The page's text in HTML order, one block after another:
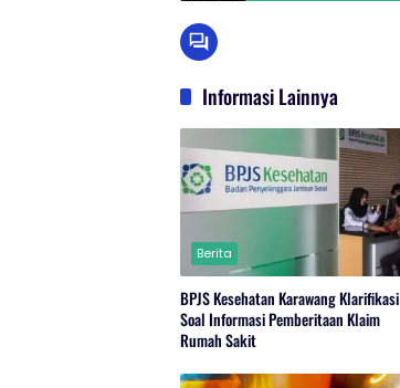
Informasi Lainnya
Berita
BPJS Kesehatan Karawang Klarifikasi
Soal Informasi Pemberitaan Klaim
Rumah Sakit